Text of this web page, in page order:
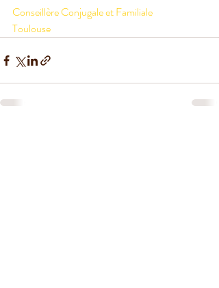
Conseillère Conjugale et Familiale
Toulouse